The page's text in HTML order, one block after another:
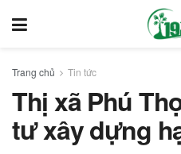
Trang chủ Tin tức
Thị xã Phú
tư xây dựng